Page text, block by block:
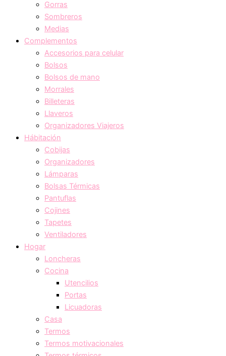
Gorras
Sombreros
Medias
Complementos
Accesorios para celular
Bolsos
Bolsos de mano
Morrales
Billeteras
Llaveros
Organizadores Viajeros
Hábitación
Cobijas
Organizadores
Lámparas
Bolsas Térmicas
Pantuflas
Cojines
Tapetes
Ventiladores
Hogar
Loncheras
Cocina
Utencilios
Portas
Licuadoras
Casa
Termos
Termos motivacionales